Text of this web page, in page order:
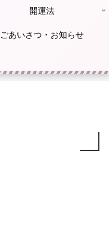
開運法
ごあいさつ・お知らせ